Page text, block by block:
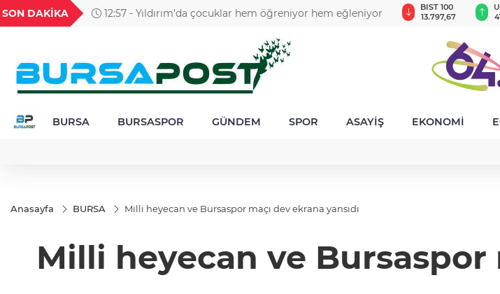
SON DAKİKA 12:57 - Yıldırım’da çocuklar hem öğreniyor hem eğleniyor
18,2416
TND
16,2361
BGN
27,9743
VND
0,0018
GAU/TRY
6.615,90
BIST 100
13.797,67
BURSA BURSASPOR GÜNDEM SPOR ASAYİŞ EKONOMİ
Anasayfa BURSA Milli heyecan ve Bursaspor maçı dev ekrana yansıdı
Milli heyecan ve Bursaspor